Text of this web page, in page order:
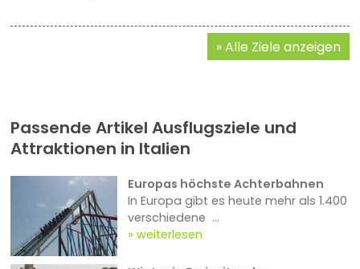
Alle Ziele anzeigen
Passende Artikel Ausflugsziele und
Attraktionen in Italien
Europas höchste Achterbahnen
In Europa gibt es heute mehr als 1.400
verschiedene ...
weiterlesen